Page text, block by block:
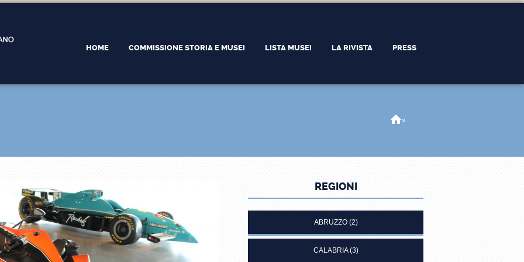
HOME COMMISSIONE STORIA E MUSEI LISTA MUSEI LA RIVISTA PRESS
Home
»
REGIONI
ABRUZZO(2)
CALABRIA(3)